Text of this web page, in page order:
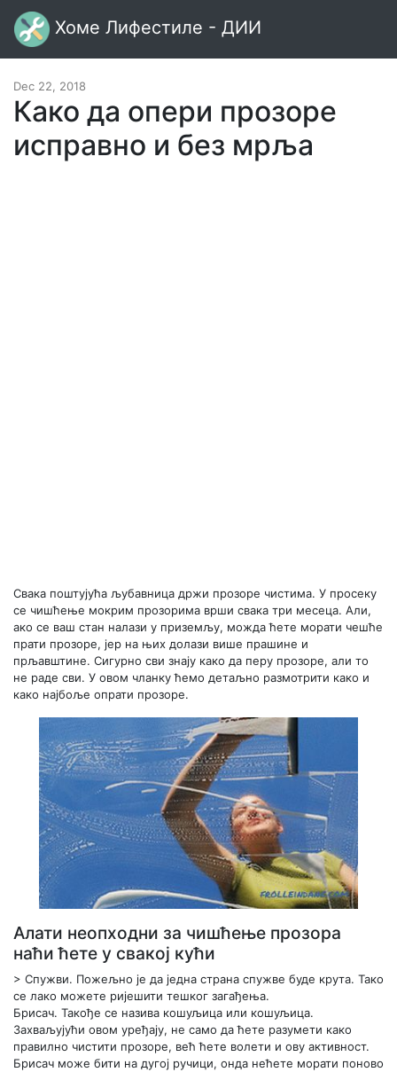
Хоме Лифестиле - ДИИ
Dec 22, 2018
Како да опери прозоре
исправно и без мрља
Свака поштујућа љубавница држи прозоре чистима. У просеку
се чишћење мокрим прозорима врши свака три месеца. Али,
ако се ваш стан налази у приземљу, можда ћете морати чешће
прати прозоре, јер на њих долази више прашине и
прљавштине. Сигурно сви знају како да перу прозоре, али то
не раде сви. У овом чланку ћемо детаљно размотрити како и
како најбоље опрати прозоре.
Алати неопходни за чишћење прозора
наћи ћете у свакој кући
> Спужви. Пожељно је да једна страна спужве буде крута. Тако
се лако можете ријешити тешког загађења.
Брисач. Такође се назива кошуљица или кошуљица.
Захваљујући овом уређају, не само да ћете разумети како
правилно чистити прозоре, већ ћете волети и ову активност.
Брисач може бити на дугој ручици, онда нећете морати поново